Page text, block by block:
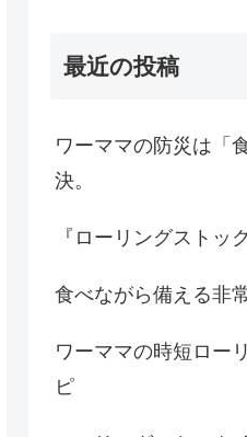
最近の投稿
ワーママの防災は「
決。
『ローリングストッ
食べながら備える非
ワーママの時短ロー
ピ